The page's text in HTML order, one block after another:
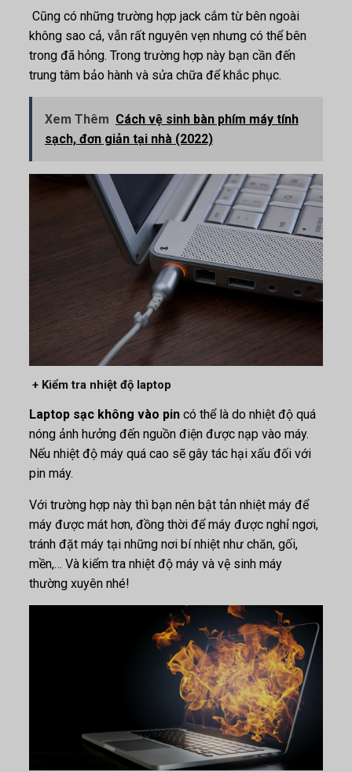
Cũng có những trường hợp jack cắm từ bên ngoài
không sao cả, vẫn rất nguyên vẹn nhưng có thể bên
trong đã hỏng. Trong trường hợp này bạn cần đến
trung tâm bảo hành và sửa chữa để khắc phục.
Xem Thêm Cách vệ sinh bàn phím máy tính
sạch, đơn giản tại nhà (2022)
+ Kiểm tra nhiệt độ laptop
Laptop sạc không vào pin có thể là do nhiệt độ quá
nóng ảnh hưởng đến nguồn điện được nạp vào máy.
Nếunhiệt độ máy quá cao sẽ gây tác hại xấu đối với
pin máy.
Với trường hợp này thì bạn nên bật tản nhiệt máy để
máy được mát hơn, đồng thời để máy được nghỉ ngơi,
tránh đặt máy tại những nơi bí nhiệt như chăn, gối,
mền,… Và kiểm tra nhiệt độ máy và vệ sinh máy
thường xuyên nhé!